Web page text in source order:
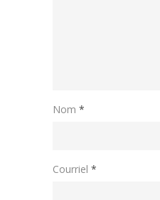
Nom *
Courriel *